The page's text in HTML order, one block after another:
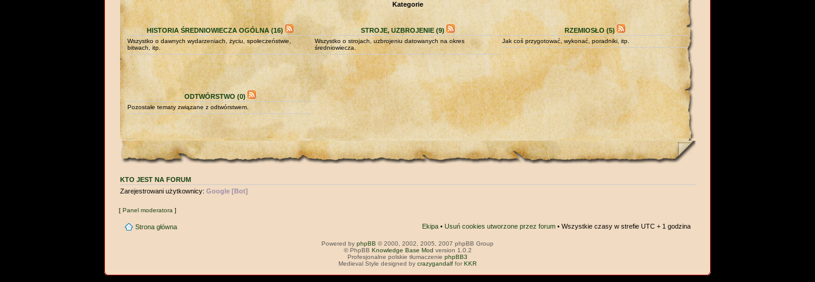
Kategorie
HISTORIA ŚREDNIOWIECZA OGÓLNA (16)
Wszystko o dawnych wydarzeniach, życiu, społeczeństwie,
bitwach, itp.
STROJE, UZBROJENIE (9)
Wszystko o strojach, uzbrojeniu datowanych na okres
średniowiecza.
RZEMIOSŁO (5)
Jak coś przygotować, wykonać, poradniki, itp.
ODTWÓRSTWO (0)
Pozostałe tematy związane z odtwórstwem.
KTO JEST NA FORUM
Zarejestrowani użytkownicy: Google [Bot]
[ Panel moderatora ]
Strona główna Ekipa• Usuń cookies utworzone przez forum• Wszystkie czasy w strefie UTC + 1 godzina
Powered by phpBB © 2000, 2002, 2005, 2007 phpBB Group
© PhpBB Knowledge Base Mod version 1.0.2
Profesjonalne polskie tłumaczenie phpBB3
Medieval Style designed by crazygandalf for KKR